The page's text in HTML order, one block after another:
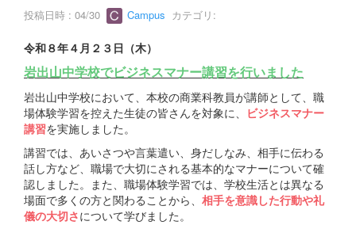
投稿日時 : 04/30 Campus カテゴリ:
令和８年４月２３日（木）
岩出山中学校でビジネスマナー講習を行いました
岩出山中学校において、本校の商業科教員が講師として、職
場体験学習を控えた生徒の皆さんを対象に、 ビジネスマナー
講習を実施しました。
講習では、あいさつや言葉遣い、身だしなみ、相手に伝わる
話し方など、職場で大切にされる基本的なマナーについて確
認しました。また、職場体験学習では、学校生活とは異なる
場面で多くの方と関わることから、 相手を意識した行動や礼
儀の大切さについて学びました。